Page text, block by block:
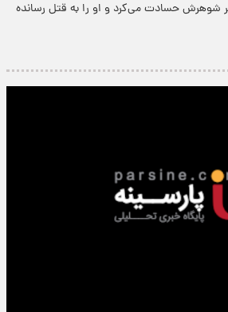
شوهرش حسادت می‌کرد و او را به قتل رسانده